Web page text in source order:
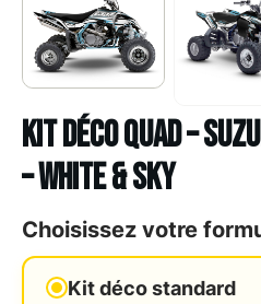
Kit déco Quad –
– WHITE & SKY
Choisissez votre
Kit déco standard